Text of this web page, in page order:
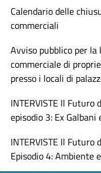
Calendario delle
commerciali
Avviso pubblico per
commerciale di
presso i locali di
INTERVISTE Il
episodio 3: Ex
INTERVISTE Il
Episodio 4: